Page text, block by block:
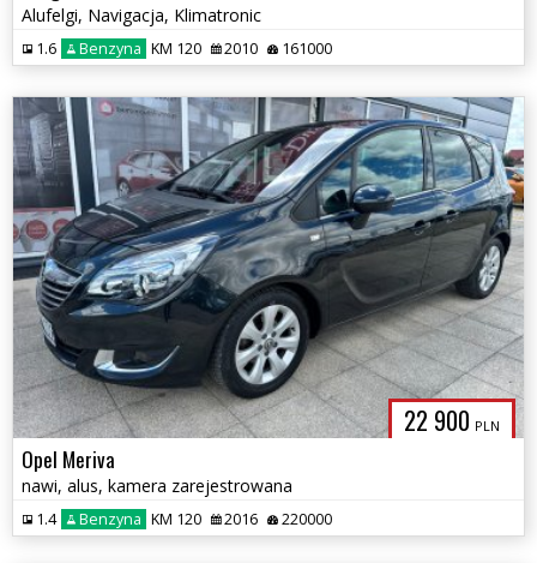
Alufelgi, Navigacja, Klimatronic
1.6 Benzyna KM 120 2010 161000
22 900 PLN
Opel Meriva
nawi, alus, kamera zarejestrowana
1.4 Benzyna KM 120 2016 220000